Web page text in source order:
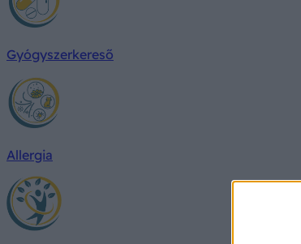
Gyógyszerkereső
Allergia